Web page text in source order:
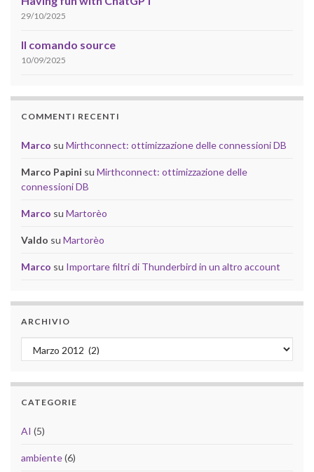
29/10/2025
Il comando source
10/09/2025
COMMENTI RECENTI
Marco su Mirthconnect: ottimizzazione delle connessioni DB
Marco Papini su Mirthconnect: ottimizzazione delle
connessioni DB
Marco su Martorèo
Valdo su Martorèo
Marco su Importare filtri di Thunderbird in un altro account
ARCHIVIO
Archivio
CATEGORIE
AI (5)
ambiente(6)